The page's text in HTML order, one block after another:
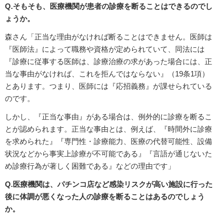
Q.そもそも、医療機関が患者の診療を断ることはできるのでし
ょうか。
森さん「正当な理由がなければ断ることはできません。医師は
『医師法』によって職務や資格が定められていて、同法には
『診療に従事する医師は、診療治療の求があった場合には、正
当な事由がなければ、これを拒んではならない』（19条1項）
とあります。つまり、医師には『応招義務』が課せられている
のです。
しかし、『正当な事由』がある場合は、例外的に診療を断るこ
とが認められます。正当な事由とは、例えば、『時間外に診療
を求められた』『専門性・診療能力、医療の代替可能性、設備
状況などから事実上診療が不可能である』『言語が通じないた
め診療行為が著しく困難である』などの理由です」
Q.医療機関は、パチンコ店など感染リスクが高い施設に行った
後に体調が悪くなった人の診療を断ることはあるのでしょう
か。